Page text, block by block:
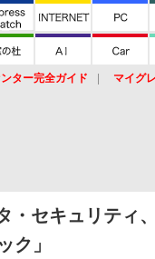
ター完全ガイド マイグ
・セキュリティ
ク」